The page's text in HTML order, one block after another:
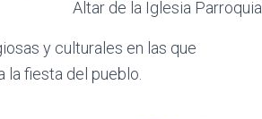
Altar de la Iglesia Parroquial.
y culturales en las que
fiesta del pueblo.